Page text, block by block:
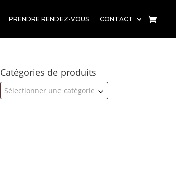
PRENDRE RENDEZ-VOUS CONTACT
Catégories de produits
Sélectionner une catégorie